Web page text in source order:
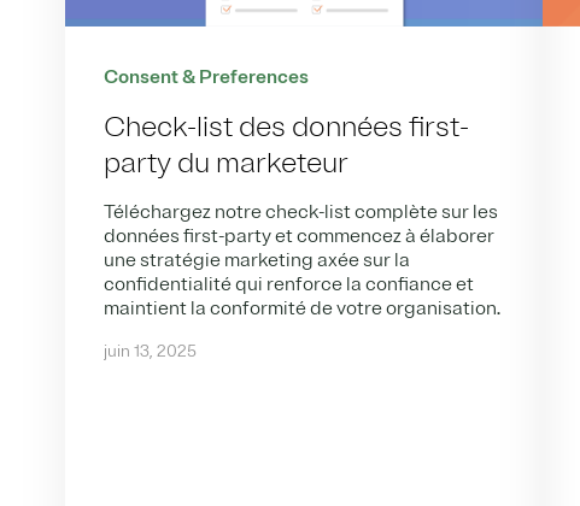
Consent & Preferences
Check-list des données first-
party du marketeur
Téléchargez notre check-list complète sur les
données first-party et commencez à élaborer
une stratégie marketing axée sur la
confidentialité qui renforce la confiance et
maintient la conformité de votre organisation.
juin 13, 2025